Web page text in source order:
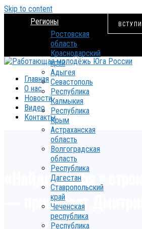
Skip to content
Регионы
Ростовская
область
Краснодарский
край
Адыгея
Севастополь
Республика
Калмыкия
Республика
Крым
Астраханская
область
Волгоградская
область
Республика
Дагестан
Ставропольский
край
Чеченская
республика
Республика
Главная
О нас
Новости
Видео
Контакты
«Найдите себя в
— призывает Дмитрий.